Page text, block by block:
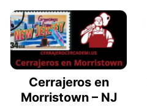
Cerrajeros en
Morristown – NJ